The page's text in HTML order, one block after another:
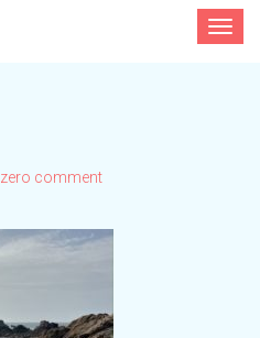
Toggle
zero comment